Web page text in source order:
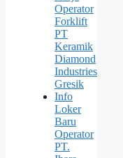
Operator
Forklift
PT
Keramik
Diamond
Industries
Gresik
Info
Loker
Baru
Operator
PT.